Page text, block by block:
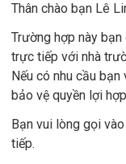
Thân chào bạn Lê
Trường hợp này
trực tiếp với nhà
Nếu có nhu cầu
bảo vệ quyền lợi
Bạn vui lòng gọi
tiếp.